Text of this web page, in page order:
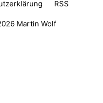
RSS
Martin Wolf